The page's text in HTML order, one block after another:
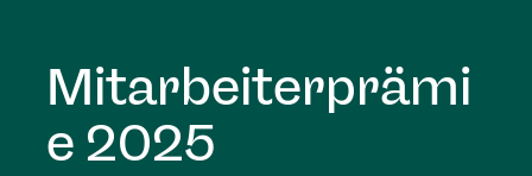
Mitarbeiterprämi
e 2025